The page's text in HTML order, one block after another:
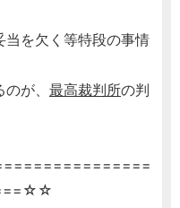
当を欠く等特段の事情
が、 最高裁判所の判